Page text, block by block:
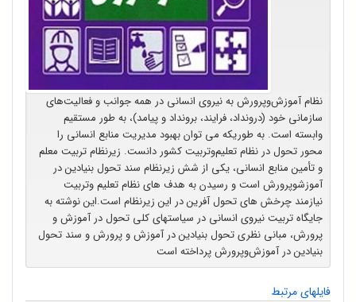
نظام آموزش‌وپرورش به نیروی انسانی در همه جوانب و فعالیت‌های
سازمانی خود (درونداد، فرایند، برونداد و پیامد)، به طور مستقیم
وابسته است. به طوریکه می توان بهبود مدیریت منابع انسانی را
محور تحول در نظام تعلیم‌وتربیت کشور دانست. زیرنظام تربیت معلم
و تأمین منابع انسانی، یکی از شش زیرنظام سند تحول بنیادین در
آموزشوپرورش است و رسیدن به هدف های نظام تعلیم وتربیت
نیازمند چرخش های تحول آفرین در این زیرنظام است.این نوشته به
جایگاه تربیت نیروی انسانی در سیاستهای کلی تحول در آموزش و
پرورش، مبانی نظری تحول بنیادین در آموزش و پرورش و سند تحول
بنیادین در آموزش‌وپرورش پرداخته است
فایلهای مرتبط